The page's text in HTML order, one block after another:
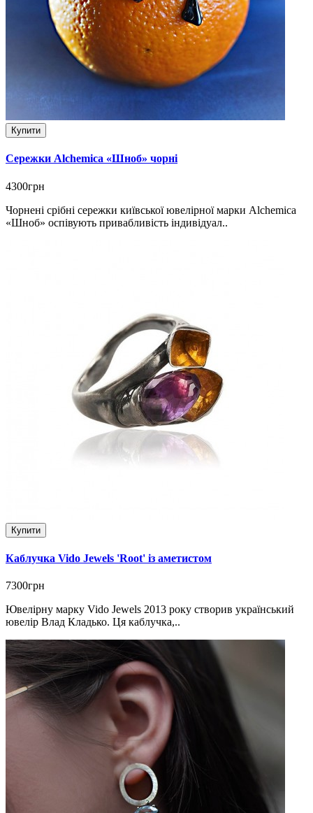
Купити
Сережки Alchemica «Шноб» чорні
4300грн
Чорнені срібні сережки київської ювелірної марки Alchemica
«Шноб» оспівують привабливість індивідуал..
Купити
Каблучка Vido Jewels 'Root' із аметистом
7300грн
Ювелірну марку Vido Jewels 2013 року створив український
ювелір Влад Кладько. Ця каблучка,..